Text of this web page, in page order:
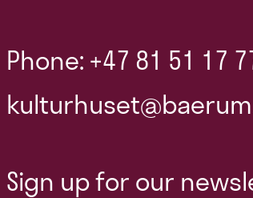
Phone: +47 81 51 17
Sign up for our